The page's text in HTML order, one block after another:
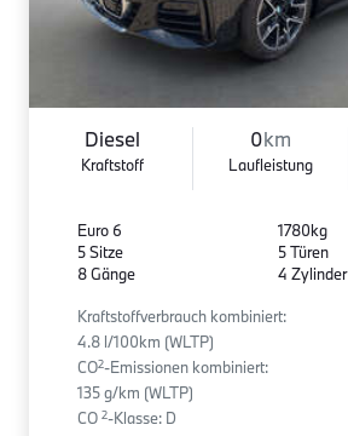
Diesel
Kraftstoff
0km
Laufleistung
Euro 6
5 Sitze
8 Gänge
1780kg
5 Türen
4 Zylinder
Kraftstoffverbrauch kombiniert:
4.8 l/100km (WLTP)
CO2-Emissionen kombiniert:
135 g/km (WLTP)
CO 2-Klasse: D